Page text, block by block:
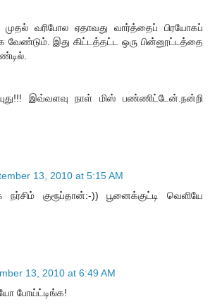
முதல் வரிபோல ஏதாவது வார்த்தைப் பிரயோகப்
வேண்டும். இது கிட்டத்தட்ட ஒரு பின்னூட்டத்தை
இவ்வளவு நாள் மிஸ் பண்ணிட்டேன்.நன்றி
13, 2010 at 5:15 AM
குரூப்தான்:-)) பூனைக்குட்டி வெளியே
13, 2010 at 6:49 AM
போய்ட்டிங்க!